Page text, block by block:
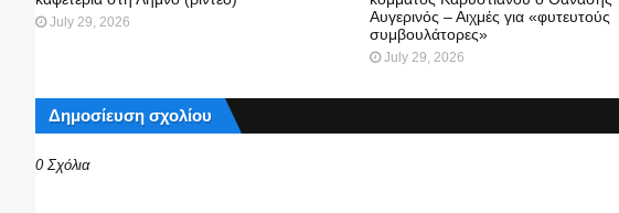
July 29, 2026
Αυγερινός – Αιχμές για «φυτευτούς
συμβουλάτορες»
July 29, 2026
Δημοσίευση σχολίου
0 Σχόλια